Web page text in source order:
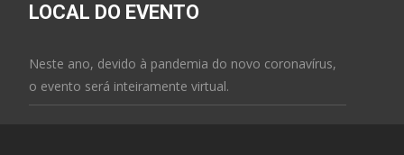
LOCAL DO EVENTO
Neste ano, devido à pandemia do novo coronavírus,
o evento será inteiramente virtual.